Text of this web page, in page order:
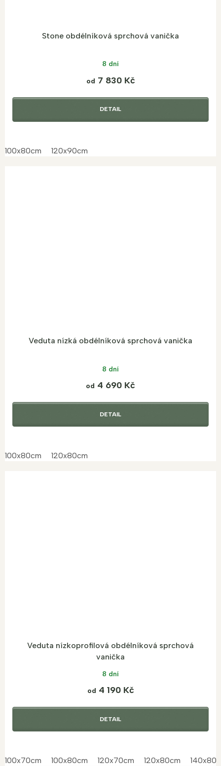
Stone obdélníková sprchová vanička
8 dní
od 7 830 Kč
DETAIL
100x80cm 120x90cm
Veduta nízká obdélníková sprchová vanička
8 dní
od 4 690 Kč
DETAIL
100x80cm 120x80cm
Veduta nízkoprofilová obdélníková sprchová
vanička
8 dní
od 4 190 Kč
DETAIL
100x70cm 100x80cm 120x70cm 120x80cm